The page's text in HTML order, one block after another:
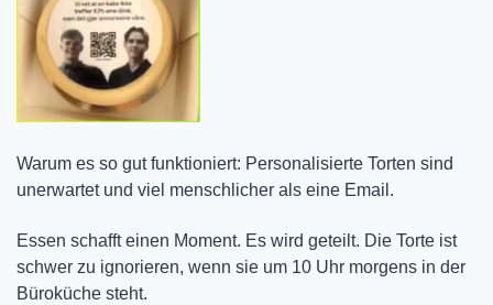
Warum es so gut funktioniert: Personalisierte Torten sind
unerwartet und viel menschlicher als eine Email.
Essen schafft einen Moment. Es wird geteilt. Die Torte ist
schwer zu ignorieren, wenn sie um 10 Uhr morgens in der
Büroküche steht.